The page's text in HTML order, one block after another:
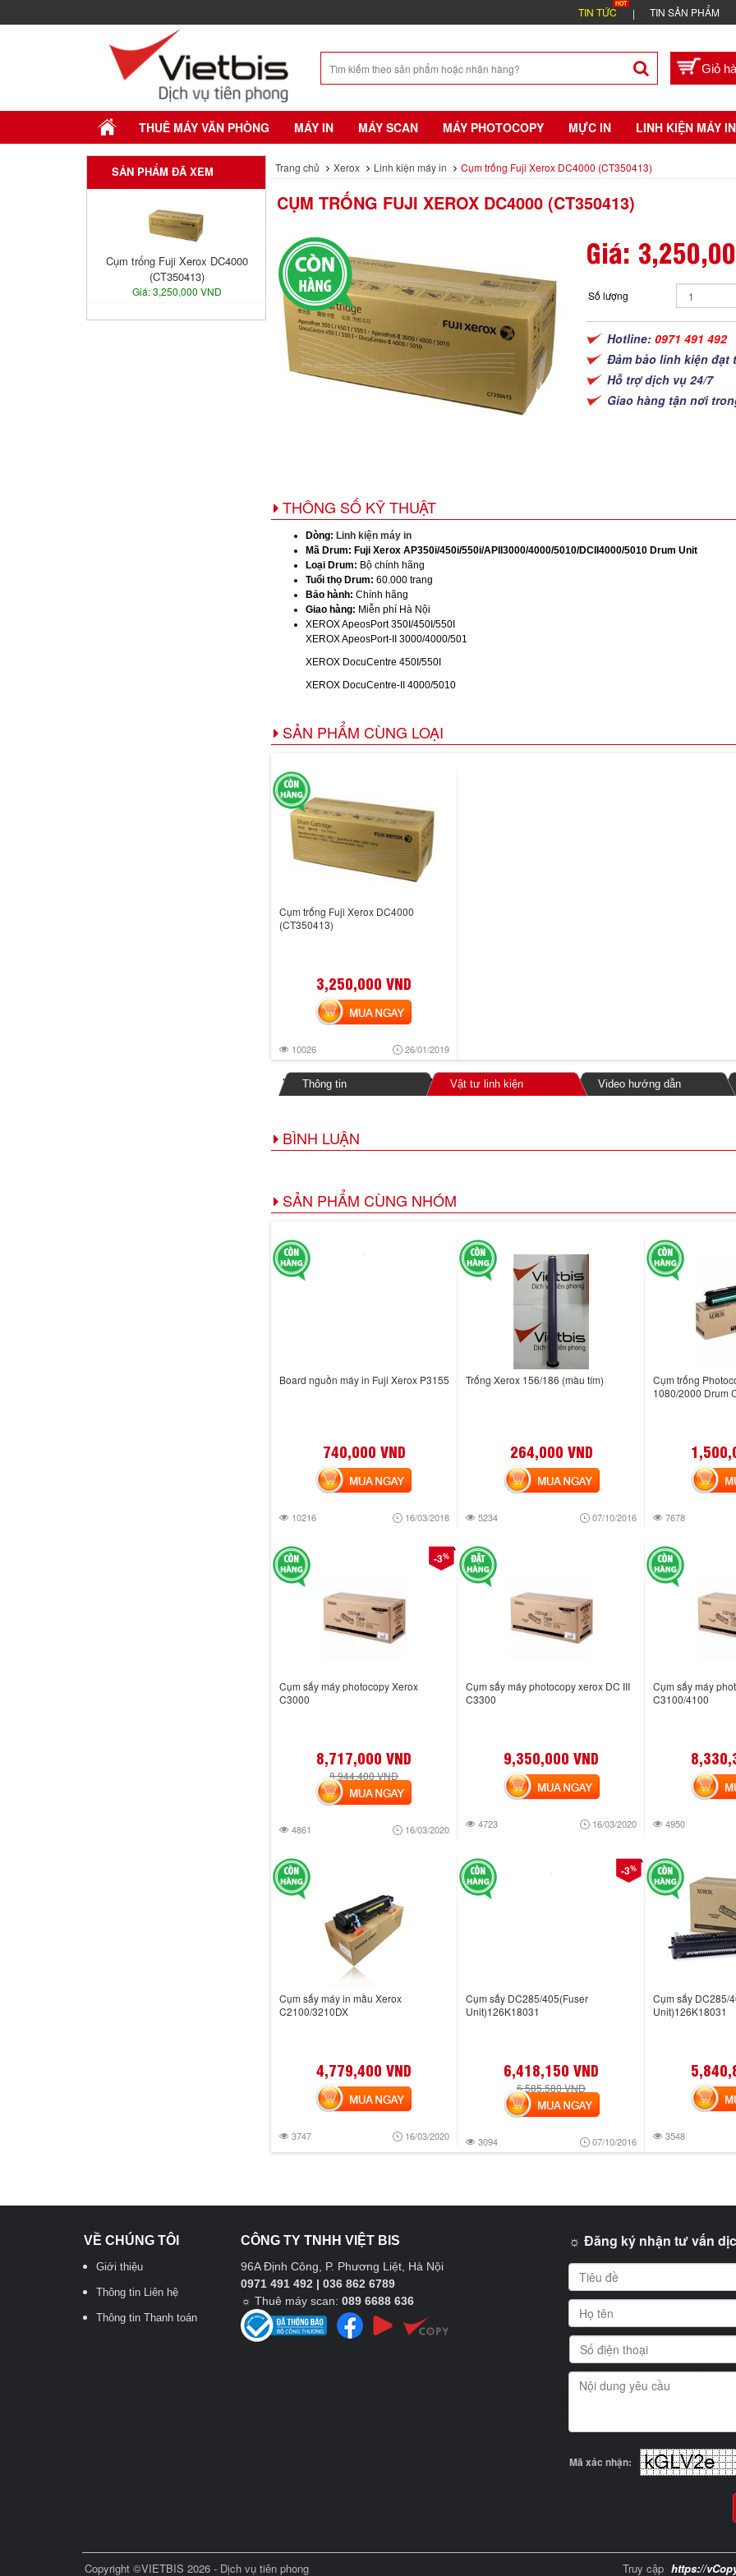
TIN TỨC TIN SẢN PHẨM
THUÊ MÁY VĂN PHÒNG MÁY IN MÁY SCAN MÁY PHOTOCOPY MỰC IN LINH KIỆN MÁY IN
SẢN PHẨM ĐÃ XEM
Cụm trống Fuji Xerox DC4000
(CT350413)
Giá: 3,250,000 VND
Trang chủ Xerox Linh kiện máy in Cụm trống Fuji Xerox DC4000 (CT350413)
CỤM TRỐNG FUJI XEROX DC4000 (CT350413)
Giá:
Số lượng
Hotline:0971 491 492
Đảm bảo linh kiện đạt
Hỗ trợ dịch vụ 24/7
Giao hàng tận nơi
THÔNG SỐ KỸ THUẬT
Dòng: Linh kiện máy in
Mã Drum: Fuji Xerox AP350i/450i/550i/APII3000/4000/5010/DCII4000/5010 Drum Unit
Loại Drum: Bộ chính hãng
Tuổi thọ Drum: 60.000 trang
Bảo hành: Chính hãng
Giao hàng: Miễn phí Hà Nội
XEROX ApeosPort 350I/450I/550I
XEROX ApeosPort-II 3000/4000/501
XEROX DocuCentre 450I/550I
XEROX DocuCentre-II 4000/5010
SẢN PHẨM CÙNG LOẠI
Cụm trống Fuji Xerox DC4000
(CT350413)
3,250,000 VND
10026 26/01/2019
MUA NGAY
Thông tin Vật tư linh kiện Video hướng dẫn
BÌNH LUẬN
SẢN PHẨM CÙNG NHÓM
Board nguồn máy in Fuji Xerox P3155
740,000 VND
10216 16/03/2018
MUA NGAY
Trống Xerox 156/186 (màu tím)
264,000 VND
5234 07/10/2016
MUA NGAY
Cụm trống
1080/2000 Drum
7678
-3%
Cụm sấy máy photocopy Xerox
C3000
8,717,000 VND
8,944,400 VND
4861 16/03/2020
MUA NGAY
Cụm sấy máy photocopy xerox DC III
C3300
9,350,000 VND
4723 16/03/2020
MUA NGAY
Cụm sấy máy
C3100/4100
4950
Cụm sấy máy in mầu Xerox
C2100/3210DX
4,779,400 VND
3747 16/03/2020
MUA NGAY
-3%
Cụm sấy DC285/405(Fuser
Unit)126K18031
6,418,150 VND
6,585,580 VND
3094 07/10/2016
MUA NGAY
Cụm sấy DC285/
Unit)126K18031
3548
VỀ CHÚNG TÔI
Giới thiệu
Thông tin Liên hệ
Thông tin Thanh toán
CÔNG TY TNHH VIỆT BIS
96A Định Công, P. Phương Liệt, Hà Nội
0971 491 492 | 036 862 6789
☼Thuê máy scan:089 6688 636
☼ Đăng ký nhận tư vấn
Mã xác nhận:
Copyright ©VIETBIS 2026 - Dịch vụ tiên phong Truy cập https://